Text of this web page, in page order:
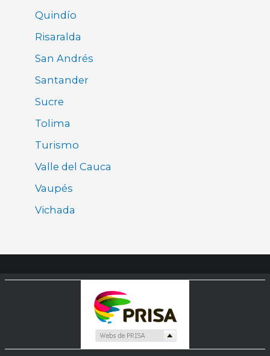
Quindío
Risaralda
San Andrés
Santander
Sucre
Tolima
Turismo
Valle del Cauca
Vaupés
Vichada